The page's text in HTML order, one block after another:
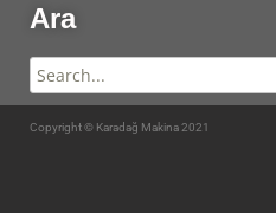
Ara
Copyright © Karadağ Makina 2021